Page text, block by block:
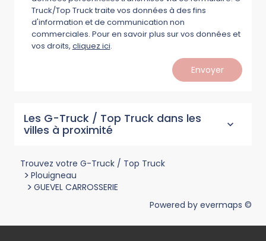
Truck/Top Truck traite vos données à des fins
d'information et de communication non
commerciales. Pour en savoir plus sur vos données et
vos droits, cliquez ici.
Envoyer
Les G-Truck / Top Truck dans les
villes à proximité
Trouvez votre G-Truck / Top Truck
> Plouigneau
> GUEVEL CARROSSERIE
Powered by evermaps ©